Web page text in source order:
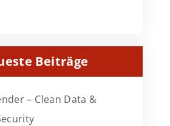
Beiträge
– Clean Data &